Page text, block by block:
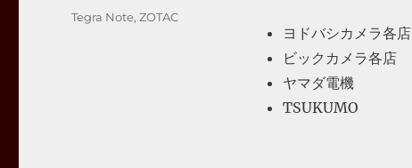
ヨドバシカメラ各店
ビックカメラ各店
ヤマダ電機
TSUKUMO
タ
Tegra Note,ZOTAC